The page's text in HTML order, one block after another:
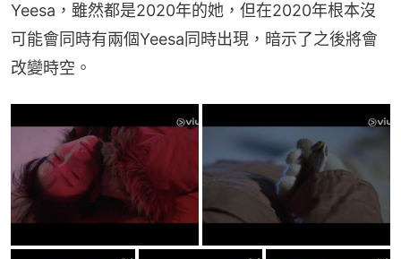
Yeesa，雖然都是2020年的她，但在2020年根本沒
可能會同時有兩個Yeesa同時出現，暗示了之後將會
改變時空。